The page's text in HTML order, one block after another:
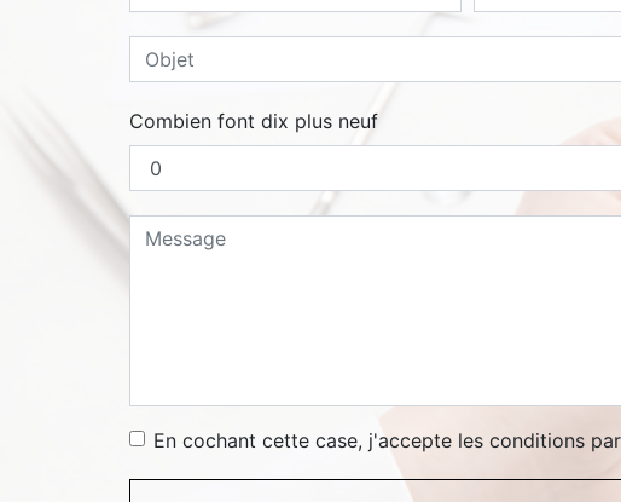
Combien font dix plus neuf
En cochant cette case, j'accepte les conditions